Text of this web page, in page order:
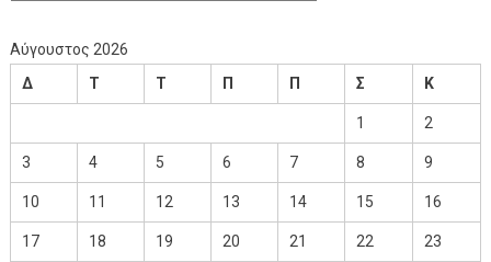
Αύγουστος 2026
Δ
Τ Τ Π Π Σ Κ
1 2
3 4 5 6 7 8 9
10 11 12 13 14 15 16
17 18 19 20 21 22 23